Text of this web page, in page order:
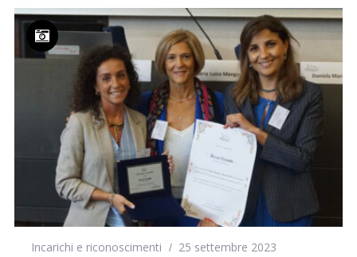
Incarichi e riconoscimenti 25 settembre 2023